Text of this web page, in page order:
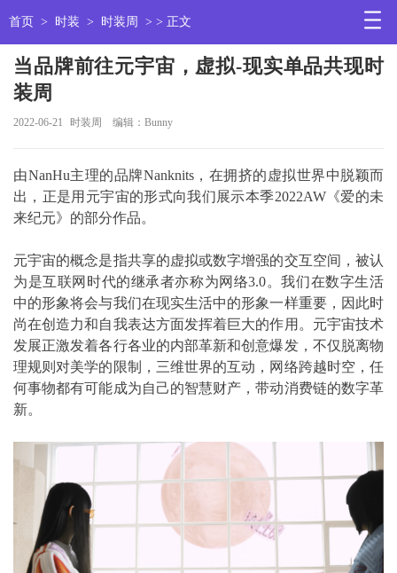
首页 > 时装 > 时装周 > > 正文
当品牌前往元宇宙，虚拟-现实单品共现时
装周
2022-06-21 时装周 编辑：Bunny
由NanHu主理的品牌Nanknits，在拥挤的虚拟世界中脱颖而
出，正是用元宇宙的形式向我们展示本季2022AW《爱的未
来纪元》的部分作品。
元宇宙的概念是指共享的虚拟或数字增强的交互空间，被认
为是互联网时代的继承者亦称为网络3.0。我们在数字生活
中的形象将会与我们在现实生活中的形象一样重要，因此时
尚在创造力和自我表达方面发挥着巨大的作用。元宇宙技术
发展正激发着各行各业的内部革新和创意爆发，不仅脱离物
理规则对美学的限制，三维世界的互动，网络跨越时空，任
何事物都有可能成为自己的智慧财产，带动消费链的数字革
新。